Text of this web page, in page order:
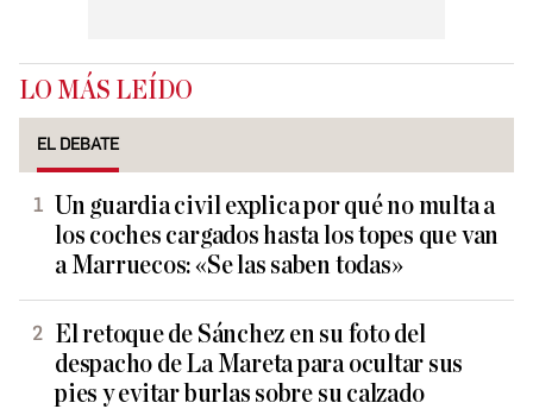
LO MÁS LEÍDO
EL DEBATE
Un guardia civil explica por qué no multa a
los coches cargados hasta los topes que van
a Marruecos: «Se las saben todas»
El retoque de Sánchez en su foto del
despacho de La Mareta para ocultar sus
pies y evitar burlas sobre su calzado